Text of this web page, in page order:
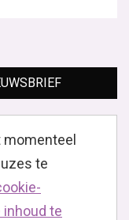
momenteel
te
inhoud te